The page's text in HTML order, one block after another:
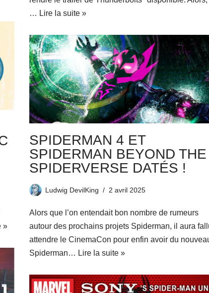
… Lire la suite »
»
SPIDERMAN 4 ET
SPIDERMAN BEYOND THE
SPIDERVERSE DATÉS !
Ludwig DevilKing 2 avril 2025
Alors que l’on entendait bon nombre de rumeurs
autour des prochains projets Spiderman, il aura
attendre le CinemaCon pour enfin avoir du
Spiderman… Lire la suite »